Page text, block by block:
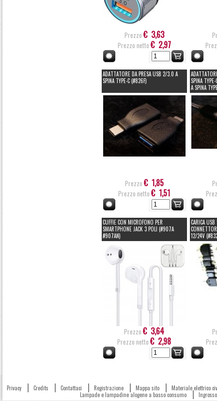
Prezzo € 3,63
Prezzo netto € 2,97
ADATTATORE DA PRESA USB 2/3.0 A
SPINA TYPE-C (#826F)
Prezzo € 1,85
Prezzo netto € 1,51
SPINA
A SPINA
CUFFIE CON MICROFONO PER
SMARTPHONE JACK 3 POLI (#907A
#907AN)
Prezzo € 3,64
Prezzo netto € 2,98
CARICA
12/24V
Privacy Credits Contattaci Registrazione Mappa sito
Materiale elettrico
Lampade e lampadine alogene a basso consumo